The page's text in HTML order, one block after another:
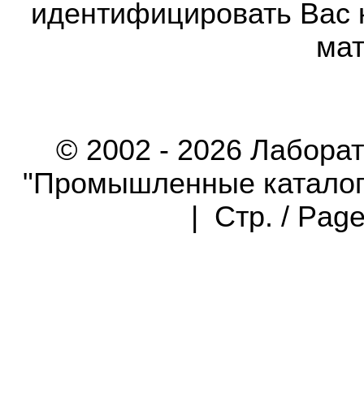
идентифицировать Вас
© 2002 - 2026
"Промышленные
| Стр. /